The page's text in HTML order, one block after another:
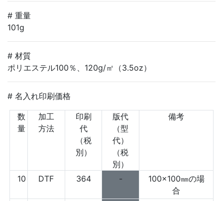
# 重量
101g
# 材質
ポリエステル100％、120g/㎡（3.5oz）
# 名入れ印刷価格
数
量
加工
方法
印刷
代
（税
別）
版代
（型
代）
（税
別）
備考
10 DTF 364 -
100×100㎜の場
合